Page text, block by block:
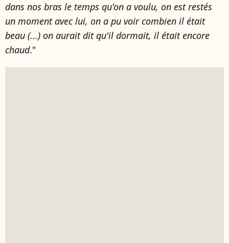
dans nos bras le temps qu'on a voulu, on est restés
un moment avec lui, on a pu voir combien il était
beau (...) on aurait dit qu'il dormait, il était encore
chaud."